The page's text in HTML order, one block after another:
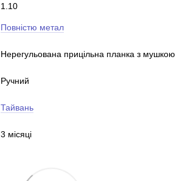
1.10
Повністю метал
Нерегульована прицільна планка з мушкою
Ручний
Тайвань
3 місяці